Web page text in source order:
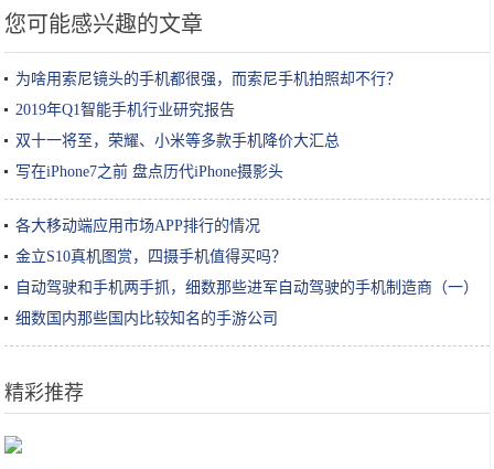
您可能感兴趣的文章
为啥用索尼镜头的手机都很强，而索尼手机拍照却不行？
2019年Q1智能手机行业研究报告
双十一将至，荣耀、小米等多款手机降价大汇总
写在iPhone7之前 盘点历代iPhone摄影头
各大移动端应用市场APP排行的情况
金立S10真机图赏，四摄手机值得买吗？
自动驾驶和手机两手抓，细数那些进军自动驾驶的手机制造商（一）
细数国内那些国内比较知名的手游公司
精彩推荐